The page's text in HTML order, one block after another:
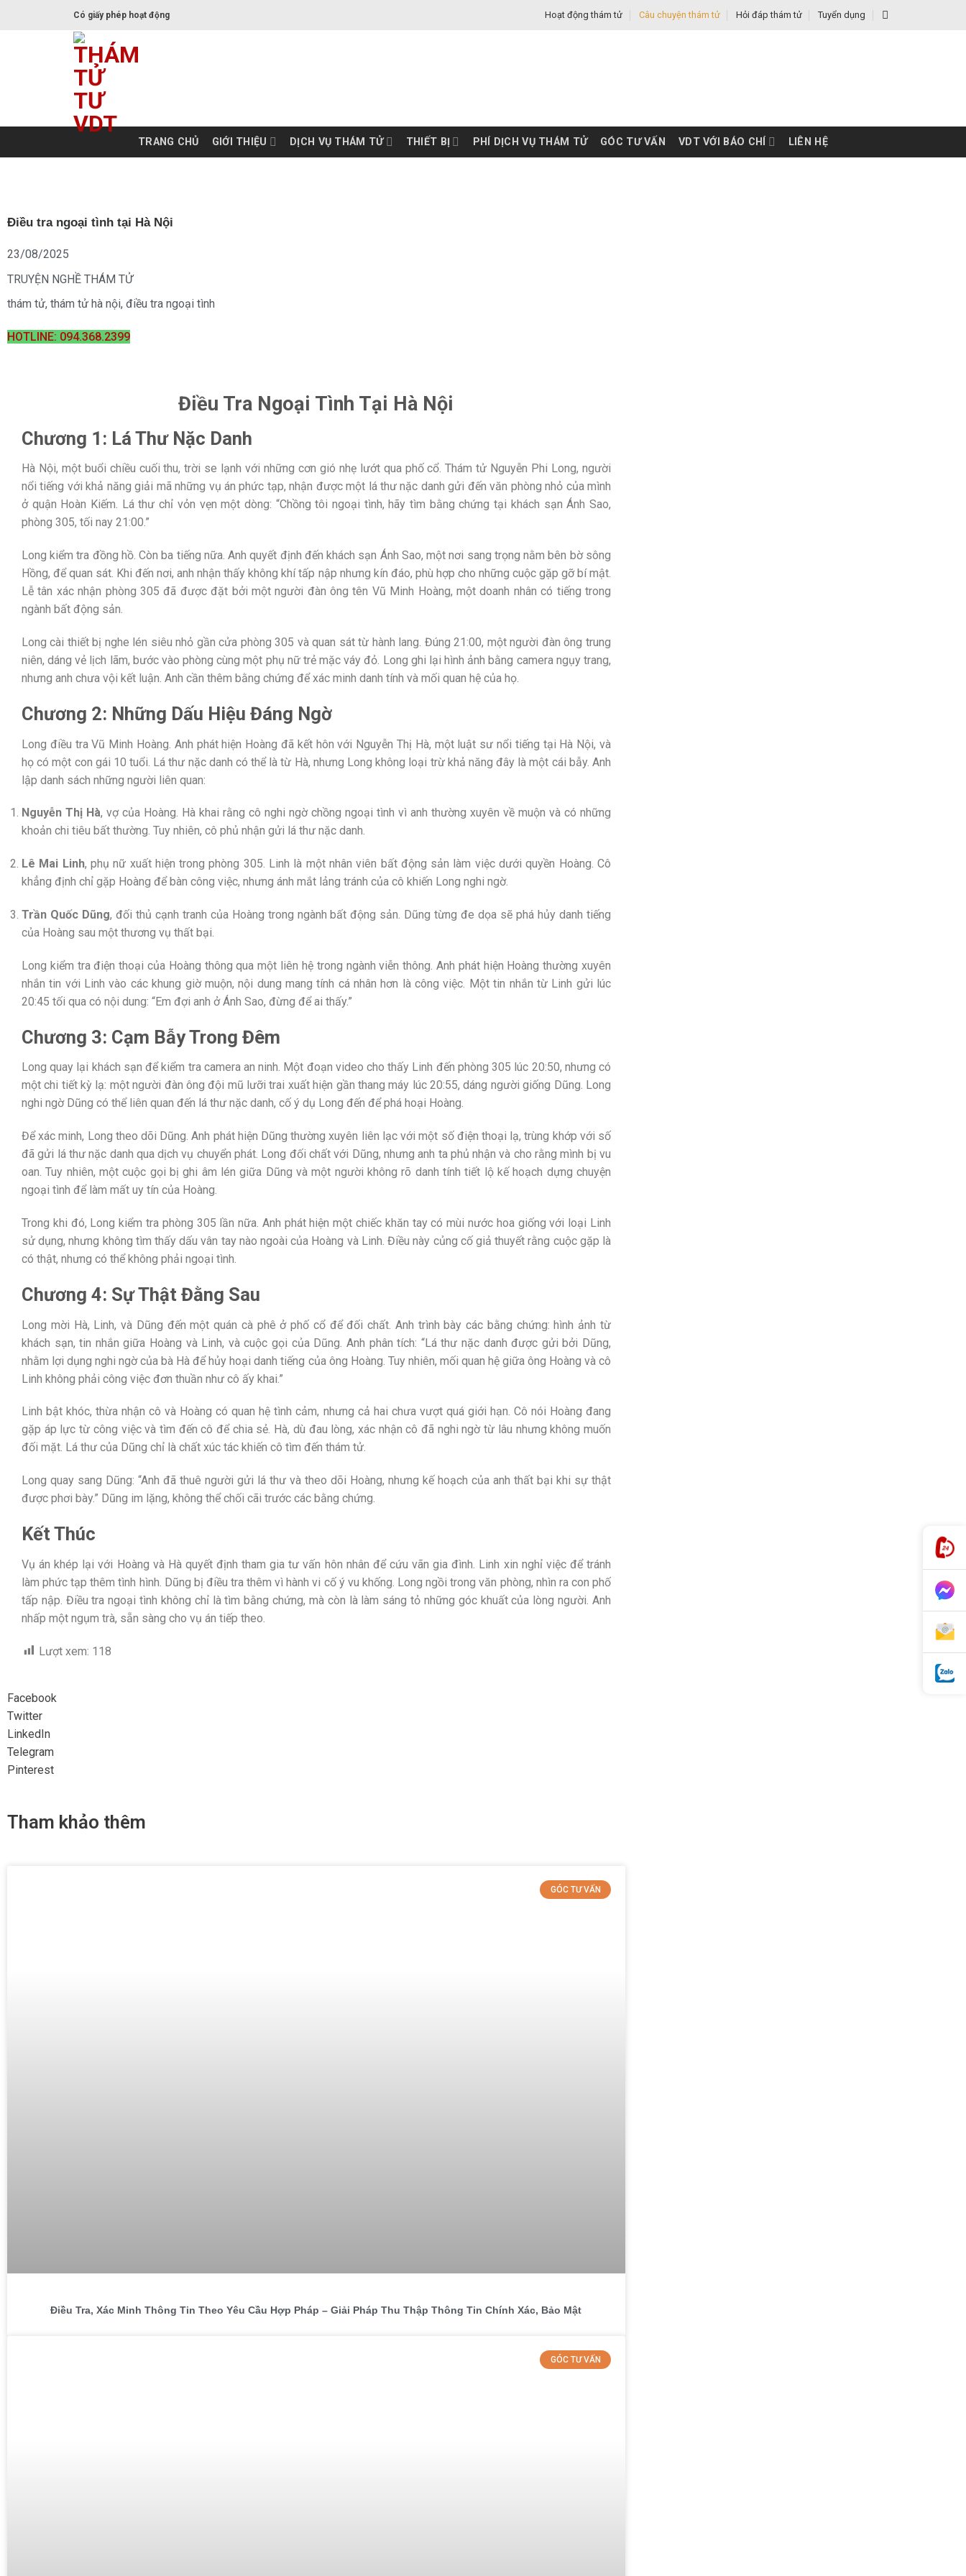
Có giấy phép hoạt động Hoạt động thám tử Câu chuyện thám tử Hỏi đáp thám tử Tuyển dụng
TRANG CHỦ GIỚI THIỆU DỊCH VỤ THÁM TỬ THIẾT BỊ PHÍ DỊCH VỤ THÁM TỬ GÓC TƯ VẤN VDT VỚI BÁO CHÍ LIÊN HỆ
Điều tra ngoại tình tại Hà Nội
23/08/2025
TRUYỆN NGHỀ THÁM TỬ
thám tử, thám tử hà nội, điều tra ngoại tình
HOTLINE: 094.368.2399
Điều Tra Ngoại Tình Tại Hà Nội
Chương 1: Lá Thư Nặc Danh
Hà Nội, một buổi chiều cuối thu, trời se lạnh với những cơn gió nhẹ lướt qua phố cổ. Thám tử Nguyễn Phi Long, người
nổi tiếng với khả năng giải mã những vụ án phức tạp, nhận được một lá thư nặc danh gửi đến văn phòng nhỏ của mình
ở quận Hoàn Kiếm. Lá thư chỉ vỏn vẹn một dòng: “Chồng tôi ngoại tình, hãy tìm bằng chứng tại khách sạn Ánh Sao,
phòng 305, tối nay 21:00.”
Long kiểm tra đồng hồ. Còn ba tiếng nữa. Anh quyết định đến khách sạn Ánh Sao, một nơi sang trọng nằm bên bờ sông
Hồng, để quan sát. Khi đến nơi, anh nhận thấy không khí tấp nập nhưng kín đáo, phù hợp cho những cuộc gặp gỡ bí mật.
Lễ tân xác nhận phòng 305 đã được đặt bởi một người đàn ông tên Vũ Minh Hoàng, một doanh nhân có tiếng trong
ngành bất động sản.
Long cài thiết bị nghe lén siêu nhỏ gần cửa phòng 305 và quan sát từ hành lang. Đúng 21:00, một người đàn ông trung
niên, dáng vẻ lịch lãm, bước vào phòng cùng một phụ nữ trẻ mặc váy đỏ. Long ghi lại hình ảnh bằng camera ngụy trang,
nhưng anh chưa vội kết luận. Anh cần thêm bằng chứng để xác minh danh tính và mối quan hệ của họ.
Chương 2: Những Dấu Hiệu Đáng Ngờ
Long điều tra Vũ Minh Hoàng. Anh phát hiện Hoàng đã kết hôn với Nguyễn Thị Hà, một luật sư nổi tiếng tại Hà Nội, và
họ có một con gái 10 tuổi. Lá thư nặc danh có thể là từ Hà, nhưng Long không loại trừ khả năng đây là một cái bẫy. Anh
lập danh sách những người liên quan:
Nguyễn Thị Hà, vợ của Hoàng. Hà khai rằng cô nghi ngờ chồng ngoại tình vì anh thường xuyên về muộn và có những
khoản chi tiêu bất thường. Tuy nhiên, cô phủ nhận gửi lá thư nặc danh.
Lê Mai Linh, phụ nữ xuất hiện trong phòng 305. Linh là một nhân viên bất động sản làm việc dưới quyền Hoàng. Cô
khẳng định chỉ gặp Hoàng để bàn công việc, nhưng ánh mắt lảng tránh của cô khiến Long nghi ngờ.
Trần Quốc Dũng, đối thủ cạnh tranh của Hoàng trong ngành bất động sản. Dũng từng đe dọa sẽ phá hủy danh tiếng
của Hoàng sau một thương vụ thất bại.
Long kiểm tra điện thoại của Hoàng thông qua một liên hệ trong ngành viễn thông. Anh phát hiện Hoàng thường xuyên
nhắn tin với Linh vào các khung giờ muộn, nội dung mang tính cá nhân hơn là công việc. Một tin nhắn từ Linh gửi lúc
20:45 tối qua có nội dung: “Em đợi anh ở Ánh Sao, đừng để ai thấy.”
Chương 3: Cạm Bẫy Trong Đêm
Long quay lại khách sạn để kiểm tra camera an ninh. Một đoạn video cho thấy Linh đến phòng 305 lúc 20:50, nhưng có
một chi tiết kỳ lạ: một người đàn ông đội mũ lưỡi trai xuất hiện gần thang máy lúc 20:55, dáng người giống Dũng. Long
nghi ngờ Dũng có thể liên quan đến lá thư nặc danh, cố ý dụ Long đến để phá hoại Hoàng.
Để xác minh, Long theo dõi Dũng. Anh phát hiện Dũng thường xuyên liên lạc với một số điện thoại lạ, trùng khớp với số
đã gửi lá thư nặc danh qua dịch vụ chuyển phát. Long đối chất với Dũng, nhưng anh ta phủ nhận và cho rằng mình bị vu
oan. Tuy nhiên, một cuộc gọi bị ghi âm lén giữa Dũng và một người không rõ danh tính tiết lộ kế hoạch dựng chuyện
ngoại tình để làm mất uy tín của Hoàng.
Trong khi đó, Long kiểm tra phòng 305 lần nữa. Anh phát hiện một chiếc khăn tay có mùi nước hoa giống với loại Linh
sử dụng, nhưng không tìm thấy dấu vân tay nào ngoài của Hoàng và Linh. Điều này củng cố giả thuyết rằng cuộc gặp là
có thật, nhưng có thể không phải ngoại tình.
Chương 4: Sự Thật Đằng Sau
Long mời Hà, Linh, và Dũng đến một quán cà phê ở phố cổ để đối chất. Anh trình bày các bằng chứng: hình ảnh từ
khách sạn, tin nhắn giữa Hoàng và Linh, và cuộc gọi của Dũng. Anh phân tích: “Lá thư nặc danh được gửi bởi Dũng,
nhằm lợi dụng nghi ngờ của bà Hà để hủy hoại danh tiếng của ông Hoàng. Tuy nhiên, mối quan hệ giữa ông Hoàng và cô
Linh không phải công việc đơn thuần như cô ấy khai.”
Linh bật khóc, thừa nhận cô và Hoàng có quan hệ tình cảm, nhưng cả hai chưa vượt quá giới hạn. Cô nói Hoàng đang
gặp áp lực từ công việc và tìm đến cô để chia sẻ. Hà, dù đau lòng, xác nhận cô đã nghi ngờ từ lâu nhưng không muốn
đối mặt. Lá thư của Dũng chỉ là chất xúc tác khiến cô tìm đến thám tử.
Long quay sang Dũng: “Anh đã thuê người gửi lá thư và theo dõi Hoàng, nhưng kế hoạch của anh thất bại khi sự thật
được phơi bày.” Dũng im lặng, không thể chối cãi trước các bằng chứng.
Kết Thúc
Vụ án khép lại với Hoàng và Hà quyết định tham gia tư vấn hôn nhân để cứu vãn gia đình. Linh xin nghỉ việc để tránh
làm phức tạp thêm tình hình. Dũng bị điều tra thêm vì hành vi cố ý vu khống. Long ngồi trong văn phòng, nhìn ra con phố
tấp nập. Điều tra ngoại tình không chỉ là tìm bằng chứng, mà còn là làm sáng tỏ những góc khuất của lòng người. Anh
nhấp một ngụm trà, sẵn sàng cho vụ án tiếp theo.
Lượt xem: 118
Facebook
Twitter
LinkedIn
Telegram
Pinterest
Tham khảo thêm
GÓC TƯ VẤN
Điều Tra, Xác Minh Thông Tin Theo Yêu Cầu Hợp Pháp – Giải Pháp Thu Thập Thông Tin Chính Xác, Bảo Mật
GÓC TƯ VẤN